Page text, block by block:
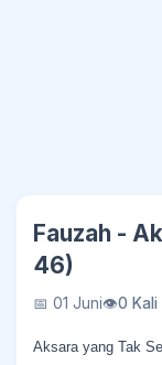
Fauzah -
46)
📅 01 Juni👁0 Kali
Aksara yang Tak